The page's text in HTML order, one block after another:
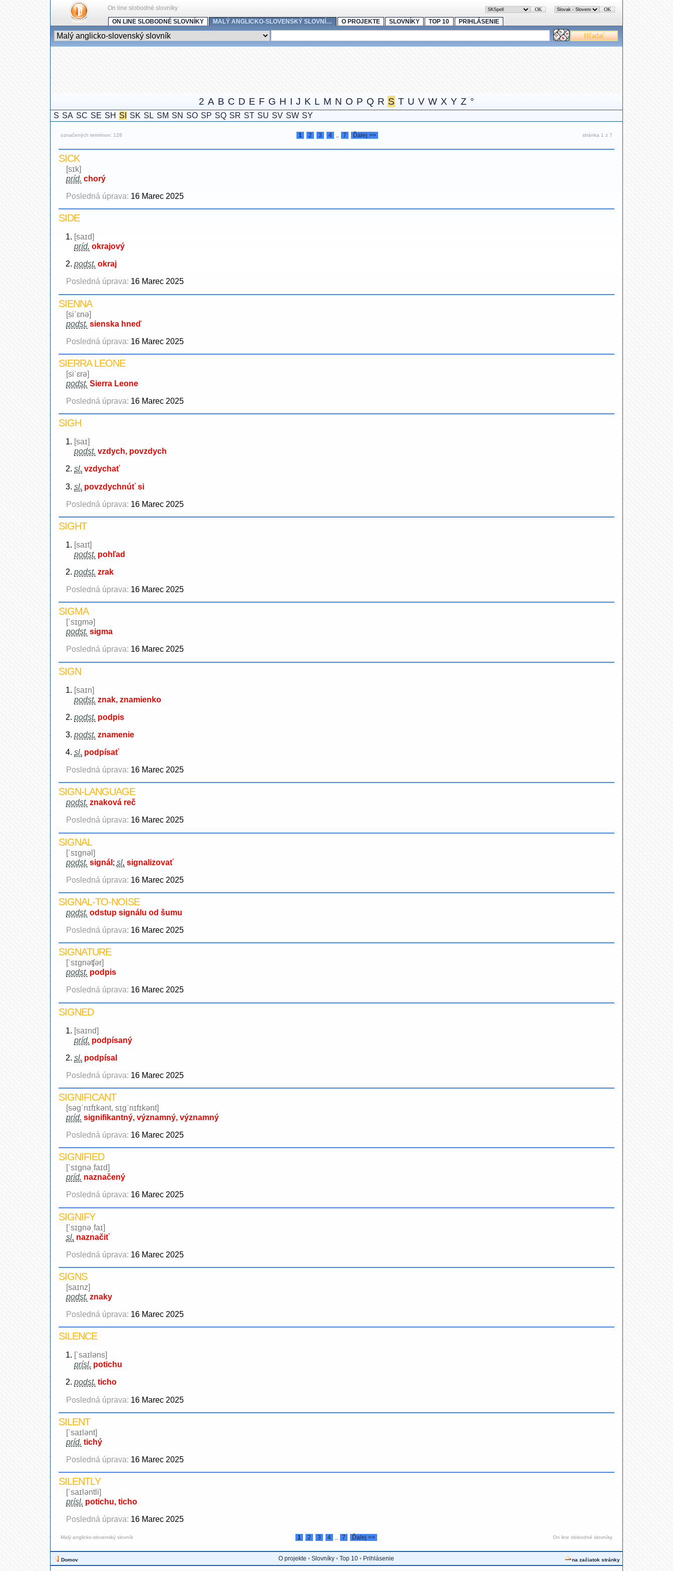
On line slobodné slovníky
ON LINE SLOBODNÉ SLOVNÍKY
MALÝ ANGLICKO-SLOVENSKÝ SLOVNÍ… O PROJEKTE SLOVNÍKY TOP 10 PRIHLÁSENIE
2 A B C D E F G H I J K L M N O P Q R S T U V W X Y Z °
S SA SC SE SH SI SK SL SM SN SO SP SQ SR ST SU SV SW SY
označených termínov: 128 1 2 3 4 7 Ďalej >> stránka 1 z 7
SICK
[sɪk]
príd. chorý
Posledná úprava: 16 Marec 2025
SIDE
[saɪd]
príd. okrajový
podst. okraj
Posledná úprava: 16 Marec 2025
SIENNA
[siˈɛnə]
podst. sienska hneď
Posledná úprava: 16 Marec 2025
SIERRA LEONE
[siˈɛrə]
podst. Sierra Leone
Posledná úprava: 16 Marec 2025
SIGH
[saɪ]
podst. vzdych, povzdych
sl. vzdychať
sl. povzdychnúť si
Posledná úprava: 16 Marec 2025
SIGHT
[saɪt]
podst. pohľad
podst. zrak
Posledná úprava: 16 Marec 2025
SIGMA
[ˈsɪgmə]
podst. sigma
Posledná úprava: 16 Marec 2025
SIGN
[saɪn]
podst. znak, znamienko
podst. podpis
podst. znamenie
sl. podpísať
Posledná úprava: 16 Marec 2025
SIGN-LANGUAGE
podst. znaková reč
Posledná úprava: 16 Marec 2025
SIGNAL
[ˈsɪgnəl]
podst. signál; sl. signalizovať
Posledná úprava: 16 Marec 2025
SIGNAL-TO-NOISE
podst. odstup signálu od šumu
Posledná úprava: 16 Marec 2025
SIGNATURE
[ˈsɪgnəʧər]
podst. podpis
Posledná úprava: 16 Marec 2025
SIGNED
[saɪnd]
príd. podpísaný
sl. podpísal
Posledná úprava: 16 Marec 2025
SIGNIFICANT
[səgˈnɪfɪkənt, sɪgˈnɪfɪkənt]
príd. signifikantný, významný, významný
Posledná úprava: 16 Marec 2025
SIGNIFIED
[ˈsɪgnəˌfaɪd]
príd. naznačený
Posledná úprava: 16 Marec 2025
SIGNIFY
[ˈsɪgnəˌfaɪ]
sl. naznačiť
Posledná úprava: 16 Marec 2025
SIGNS
[saɪnz]
podst. znaky
Posledná úprava: 16 Marec 2025
SILENCE
[ˈsaɪləns]
prísl. potichu
podst. ticho
Posledná úprava: 16 Marec 2025
SILENT
[ˈsaɪlənt]
príd. tichý
Posledná úprava: 16 Marec 2025
SILENTLY
[ˈsaɪləntli]
prísl. potichu, ticho
Posledná úprava: 16 Marec 2025
Malý anglicko-slovenský slovník 1 2 3 4 .. 7 Ďalej >> On line slobodné slovníky
Domov O projekte •Slovníky •Top 10 • Prihlásenie na začiatok stránky